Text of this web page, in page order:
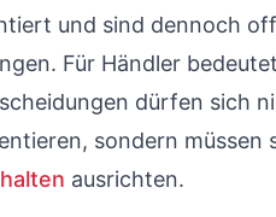
und sind dennoch
Für Händler
dürfen sich
sondern müssen
ausrichten.